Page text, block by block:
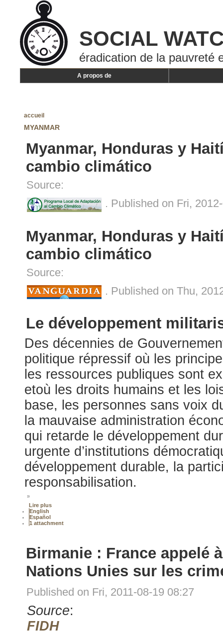
SOCIAL
éradication de la pauvreté
A propos de
accueil
MYANMAR
Myanmar, Honduras y
cambio climático
Source:
. Published on Fri,
Myanmar, Honduras y
cambio climático
Source:
. Published on Thu,
Le développement
Des décennies de
politique répressif où les
les ressources publiques sont
etoù les droits humains et les
base, les personnes sans voix
la mauvaise administration
qui retarde le développement
urgente d’institutions
développement durable, la
responsabilisation.
»
Lire plus
English
Español
1 attachment
Birmanie : France appelé
Nations Unies sur les
Published on Fri, 2011-08-19 08:27
Source:
FIDH